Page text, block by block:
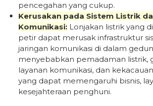
pencegahan yang cukup.
Kerusakan pada Sistem Listrik
Komunikasi: Lonjakan listrik yang
petir dapat merusak infrastruktur
jaringan komunikasi di dalam
menyebabkan pemadaman listrik,
layanan komunikasi, dan
yang dapat memengaruhi bisnis,
kesejahteraan penghuni.